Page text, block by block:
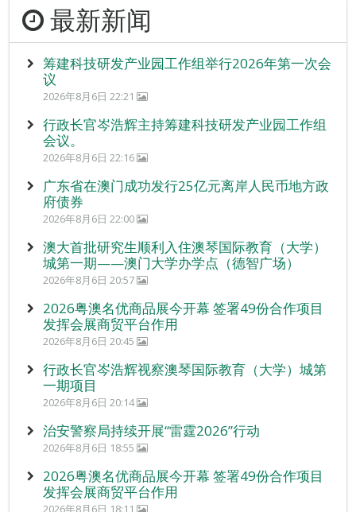
最新新闻
筹建科技研发产业园工作组举行2026年第一次会
议
2026年8月6日 22:21
行政长官岑浩辉主持筹建科技研发产业园工作组
会议。
2026年8月6日 22:16
广东省在澳门成功发行25亿元离岸人民币地方政
府债券
2026年8月6日 22:00
澳大首批研究生顺利入住澳琴国际教育（大学）
城第一期——澳门大学办学点（德智广场）
2026年8月6日 20:57
2026粤澳名优商品展今开幕 签署49份合作项目
发挥会展商贸平台作用
2026年8月6日 20:45
行政长官岑浩辉视察澳琴国际教育（大学）城第
一期项目
2026年8月6日 20:14
治安警察局持续开展“雷霆2026”行动
2026年8月6日 18:55
2026粤澳名优商品展今开幕 签署49份合作项目
发挥会展商贸平台作用
2026年8月6日 18:11